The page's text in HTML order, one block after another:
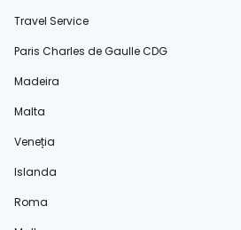
Travel Service
Paris Charles de Gaulle CDG
Madeira
Malta
Veneția
Islanda
Roma